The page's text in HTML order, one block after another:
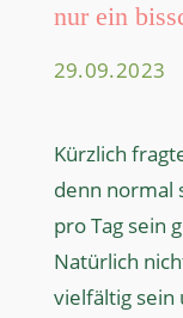
nur ein
29.09.2023
Kürzlich
denn normal
pro Tag sein
Natürlich
vielfältig sein